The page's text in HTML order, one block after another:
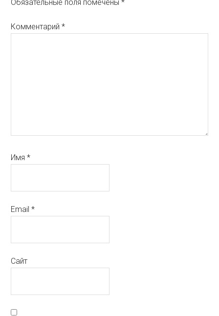
Обязательные поля помечены*
Комментарий*
Имя*
Email*
Сайт